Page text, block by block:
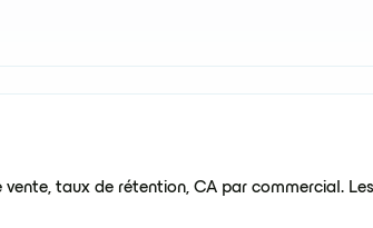
vente, taux de rétention, CA par commercial.